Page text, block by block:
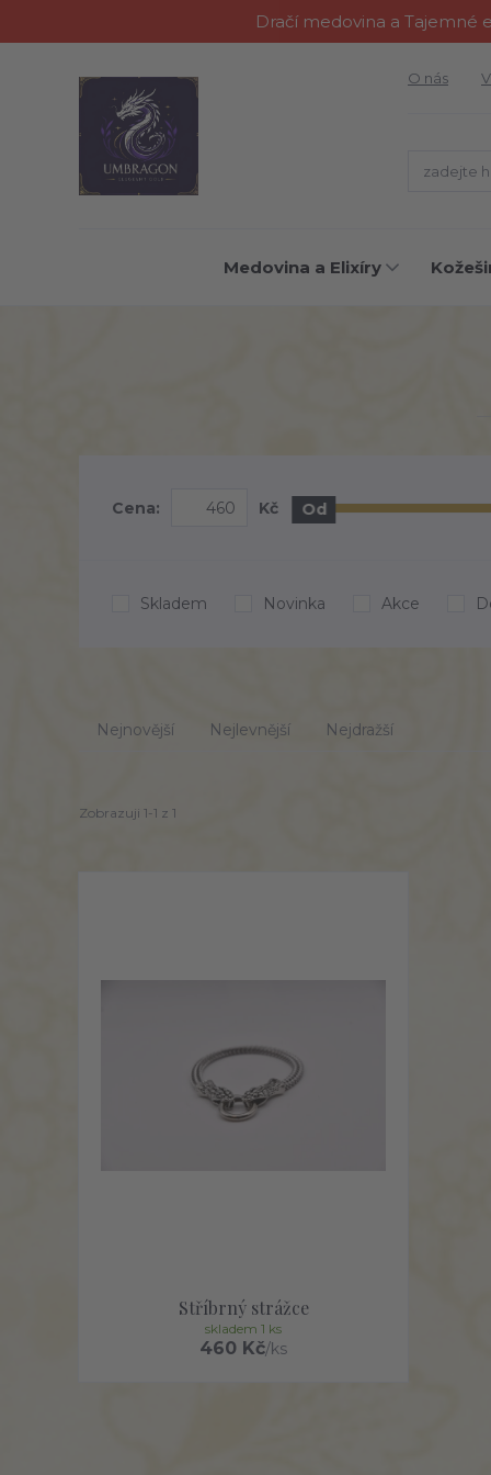
Dračí medovina a Tajemné
O nás
Medovina a Elixíry
Cena: Kč Od
Skladem Novinka Akce
Nejnovější Nejlevnější Nejdražší
Zobrazuji 1-1 z 1
Stříbrný strážce
460 Kč/ks
skladem 1 ks